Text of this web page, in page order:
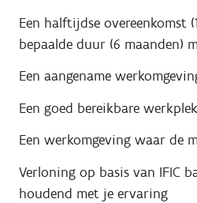
Een halftijdse overeenkomst
bepaalde duur (6 maanden)
Een aangename
Een goed bereikbare werkplek
Een werkomgeving waar de
Verloning op basis van IFIC
houdend met je ervaring